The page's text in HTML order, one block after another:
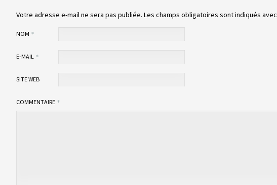
Votre adresse e-mail ne sera pas publiée. Les champs obligatoires sont indiqués avec
NOM
E-MAIL
SITE WEB
COMMENTAIRE